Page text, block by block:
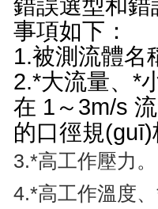
錯誤選型和錯
事項如下：
1.被測流體名
2.*大流量、
在 1～3m/s 流
的口徑規(guī)
3.*高工作壓力。
4.*高工作溫度